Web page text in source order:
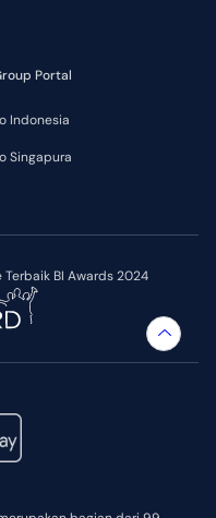
BI Awards 2024
Portal
Indonesia
Singapura